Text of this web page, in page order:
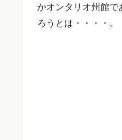
かオンタリオ州館
ろうとは・・・・。